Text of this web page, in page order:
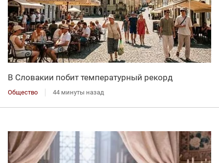
В Словакии побит температурный рекорд
Общество 44 минуты назад